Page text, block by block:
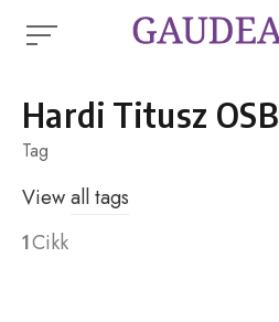
Hardi Titusz OSB
Tag
Viewall tags
1Cikk